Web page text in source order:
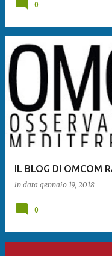
0
IL BLOG DI OMCOM
in data gennaio 19, 2018
0